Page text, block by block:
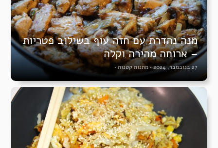
מנה נהדרת עם חזה עוף בשילוב פטריות
– ארוחה מהירה וקלה
27 בנובמבר, 2024 •מתנות קטנות •